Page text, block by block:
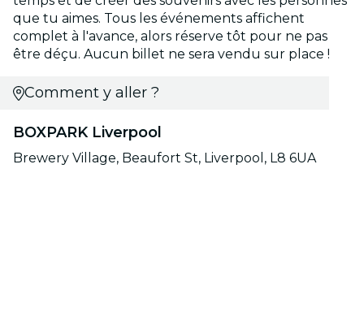
que tu aimes. Tous les événements affichent
complet à l'avance, alors réserve tôt pour ne pas
être déçu. Aucun billet ne sera vendu sur place !
Comment y aller ?
BOXPARK Liverpool
Brewery Village, Beaufort St, Liverpool, L8 6UA